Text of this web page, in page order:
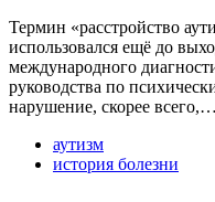
Термин «расстройство
использовался ещё до
международного
руководства по
нарушение, скорее всего,…
аутизм
история болезни